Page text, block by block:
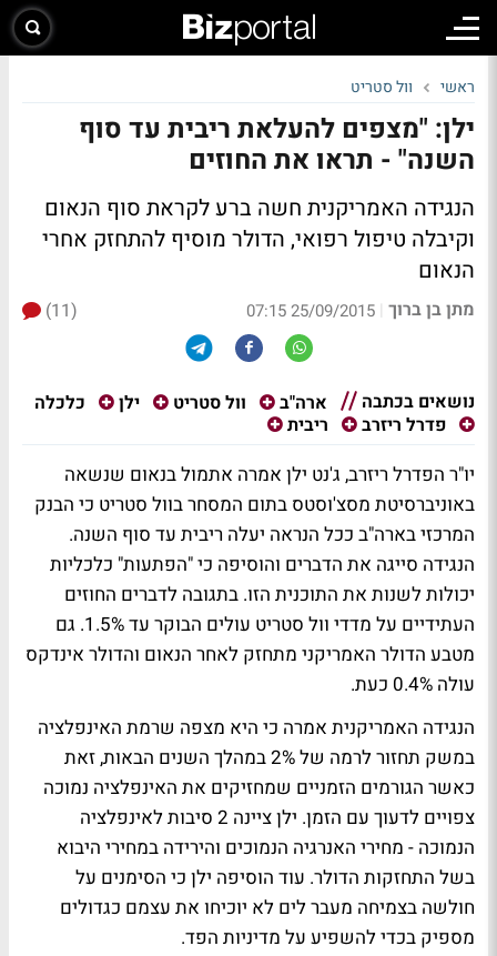
ראשי וול סטריט
ילן: "מצפים להעלאת ריבית עד סוף
השנה" - תראו את החוזים
הנגידה האמריקנית חשה ברע לקראת סוף הנאום
וקיבלה טיפול רפואי, הדולר מוסיף להתחזק אחרי
הנאום
מתן בן ברוך |
25/09/2015 07:15
(11)
נושאים בכתבה ארה"ב וול סטריט ילן
כלכלה
פדרל ריזרב
ריבית
יו"ר הפדרל ריזרב, ג'נט ילן אמרה אתמול בנאום שנשאה
באוניברסיטת מסצ'וסטס בתום המסחר בוול סטריט כי הבנק
המרכזי בארה"ב ככל הנראה יעלה ריבית עד סוף השנה.
הנגידה סייגה את הדברים והוסיפה כי "הפתעות" כלכליות
יכולות לשנות את התוכנית הזו. בתגובה לדברים החוזים
העתידיים על מדדי וול סטריט עולים הבוקר עד 1.5%. גם
מטבע הדולר האמריקני מתחזק לאחר הנאום והדולר אינדקס
עולה 0.4% כעת.
הנגידה האמריקנית אמרה כי היא מצפה שרמת האינפלציה
במשק תחזור לרמה של 2% במהלך השנים הבאות, זאת
כאשר הגורמים הזמניים שמחזיקים את האינפלציה נמוכה
צפויים לדעוך עם הזמן. ילן ציינה 2 סיבות לאינפלציה
הנמוכה - מחירי האנרגיה הנמוכים והירידה במחירי היבוא
בשל התחזקות הדולר. עוד הוסיפה ילן כי הסימנים על
חולשה בצמיחה מעבר לים לא יוכיחו את עצמם כגדולים
מספיק בכדי להשפיע על מדיניות הפד.